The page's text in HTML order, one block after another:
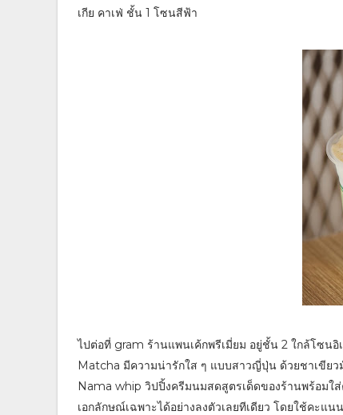
เกีย คาเฟ่ ชั้น 1 โซนสีฟ้า
ไปต่อที่ gram ร้านแพนเค้กพรีเมี่ยม อยู่ชั้น 2 ใกล้โซน
Matcha มีความน่ารักใส ๆ แบบสาวญี่ปุ่น ด้วยชาเขีย
Nama whip วิปปิ้งครีมนมสดสูตรเด็ดของร้านพร้อม
เอกลักษณ์เฉพาะได้อย่างลงตัวเลยทีเดียว โดยใช้คะ